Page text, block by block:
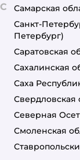
С Самарская
Санкт-
Петербург)
Саратовская
Сахалинская
Саха
Свердловская
Северная
Смоленская